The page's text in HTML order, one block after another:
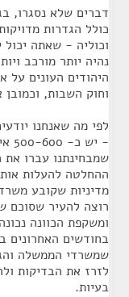
דברים שלא נסגרו,
כולל הגדרות
וכוליה - שאתה
נהיה יותר מורכב
היהודים העונים על
וחוק השבות,
לפי מה שאנחנו
שמבחינתנו עברו את
ההחלטה להעלות
מדיניות שקובע
רוצה להעיר שסוכם
ומשקפת הכוונה
בחודשים האחרונים
שמשרדי הממשלה
לזרז את הבדיקות
בעיות.